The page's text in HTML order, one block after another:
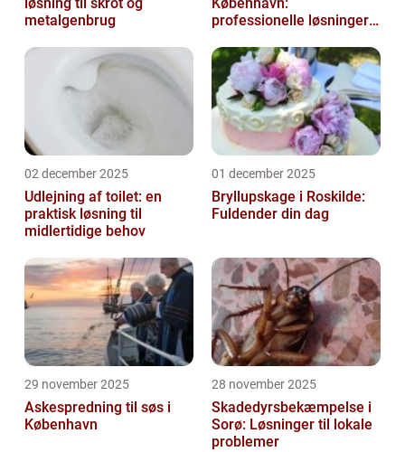
metalgenbrug
professionelle løsninger
02 december 2025
Udlejning af toilet: en
praktisk løsning til
midlertidige behov
01 december 2025
Bryllupskage i Roskilde:
Fuldender din dag
29 november 2025
Askespredning til søs i
København
28 november 2025
Skadedyrsbekæmpelse i
Sorø: Løsninger til lokale
problemer